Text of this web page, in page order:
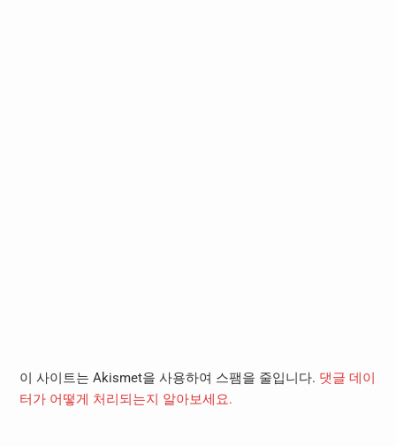
이 사이트는 Akismet을 사용하여 스팸을 줄입니다. 댓글 데이
터가 어떻게 처리되는지 알아보세요.